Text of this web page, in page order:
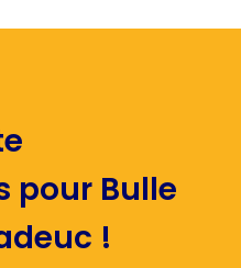
pour Bulle
!